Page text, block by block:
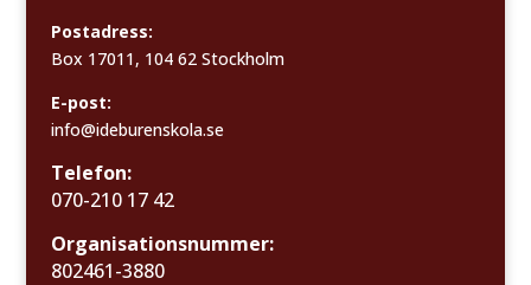
Postadress:
Box 17011, 104 62 Stockholm
E-post:
info@ideburenskola.se
Telefon:
070-210 17 42
Organisationsnummer:
802461-3880